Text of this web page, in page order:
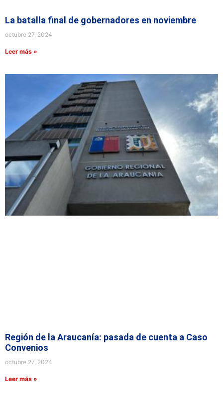
La batalla final de gobernadores en noviembre
octubre 27, 2024
Leer más »
Región de la Araucanía: pasada de cuenta a Caso
Convenios
octubre 27, 2024
Leer más »